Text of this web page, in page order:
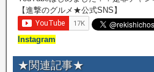
【進撃のグルメ★公式SNS】
Instagram
★関連記事★